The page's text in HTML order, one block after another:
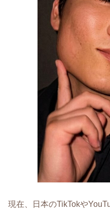
現在、日本のTikTokや